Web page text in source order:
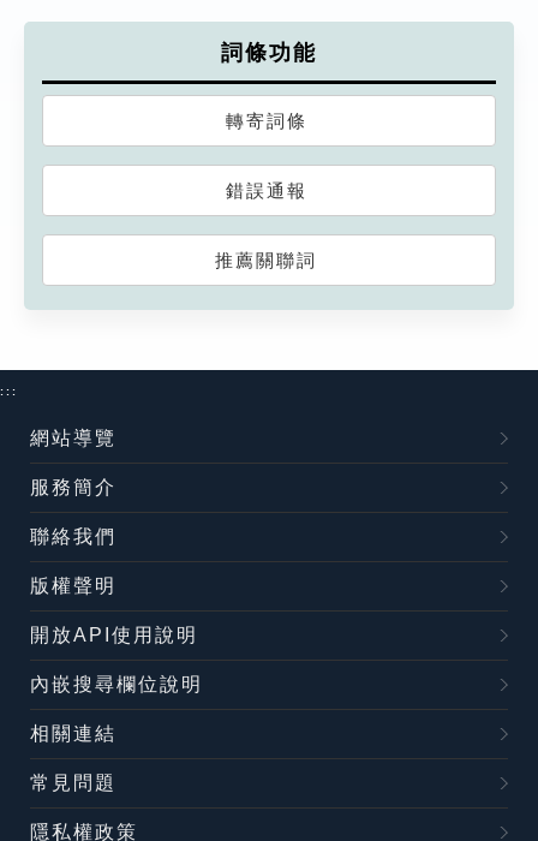
詞條功能
轉寄詞條
錯誤通報
推薦關聯詞
:::
網站導覽
服務簡介
聯絡我們
版權聲明
開放API使用說明
內嵌搜尋欄位說明
相關連結
常見問題
隱私權政策